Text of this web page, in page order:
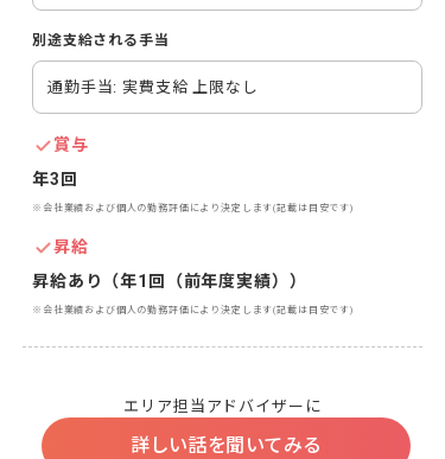
別途支給される手当
通勤手当: 実費支給 上限なし
賞与
年3回
※会社業績および個人の勤務評価により決定します(記載は目安です)
昇給
昇給あり（年1回（前年度実績））
※会社業績および個人の勤務評価により決定します(記載は目安です)
エリア担当アドバイザーに
詳しい話を聞いてみる